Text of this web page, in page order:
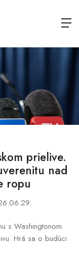
prielive.
nad
ropu
s Washingtonom
Hrá sa o budúci